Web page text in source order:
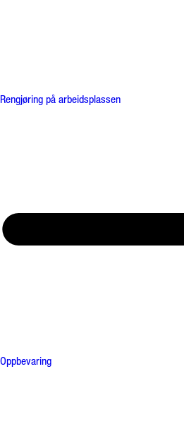
Rengjøring på arbeidsplassen
Oppbevaring